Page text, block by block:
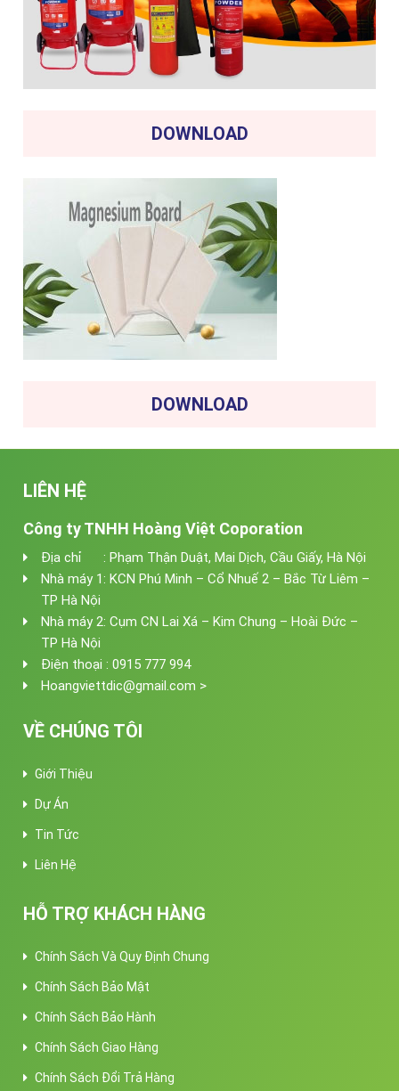
DOWNLOAD
DOWNLOAD
LIÊN HỆ
Công ty TNHH Hoàng Việt Coporation
Địa chỉ : Phạm Thận Duật, Mai Dịch, Cầu Giấy, Hà Nội
Nhà máy 1: KCN Phú Minh – Cổ Nhuế 2 – Bắc Từ Liêm –
TP Hà Nội
Nhà máy 2: Cụm CN Lai Xá – Kim Chung – Hoài Đức –
TP Hà Nội
Điện thoại : 0915 777 994
Hoangviettdic@gmail.com >
VỀ CHÚNG TÔI
Giới Thiệu
Dự Án
Tin Tức
Liên Hệ
HỖ TRỢ KHÁCH HÀNG
Chính Sách Và Quy Định Chung
Chính Sách Bảo Mật
Chính Sách Bảo Hành
Chính Sách Giao Hàng
Chính Sách Đổi Trả Hàng